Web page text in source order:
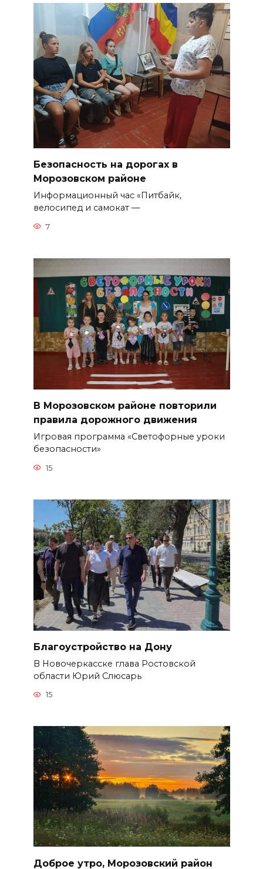
Безопасность на дорогах в
Морозовском районе
Информационный час «Питбайк,
велосипед и самокат —
7
В Морозовском районе повторили
правила дорожного движения
Игровая программа «Светофорные уроки
безопасности»
15
Благоустройство на Дону
В Новочеркасске глава Ростовской
области Юрий Слюсарь
15
Доброе утро, Морозовский район